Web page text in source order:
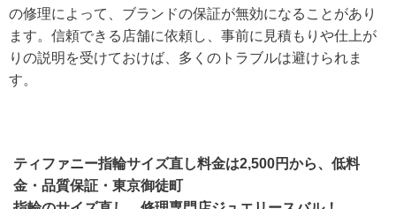
の修理によって、ブランドの保証が無効になることがあり
ます。信頼できる店舗に依頼し、事前に見積もりや仕上が
りの説明を受けておけば、多くのトラブルは避けられま
す。
ティファニー指輪サイズ直し料金は2,500円から、低料
金・品質保証・東京御徒町